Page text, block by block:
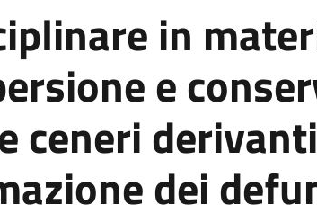
in
e
ceneri
dei